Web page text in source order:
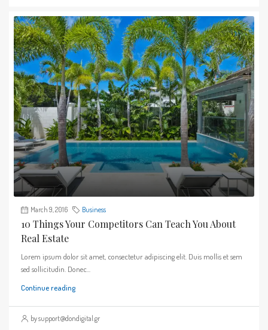
March 9, 2016 Business
10 Things Your Competitors Can Teach You About
Real Estate
Lorem ipsum dolor sit amet, consectetur adipiscing elit. Duis mollis et sem
sed sollicitudin. Donec...
Continue reading
by support@dondigital.gr